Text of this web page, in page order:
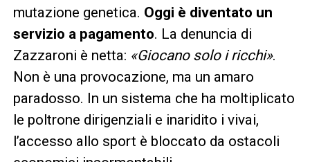
mutazione genetica. Oggi è diventato un
servizio a pagamento. La denuncia di
Zazzaroni è netta: «Giocano solo i ricchi».
Non è una provocazione, ma un amaro
paradosso. In un sistema che ha moltiplicato
le poltrone dirigenziali e inaridito i vivai,
l’accesso allo sport è bloccato da ostacoli